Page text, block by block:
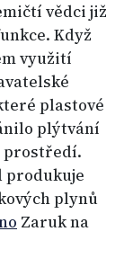
vědci již
Když
využití
plastové
plýtvání
prostředí.
produkuje
plynů
Zaruk na